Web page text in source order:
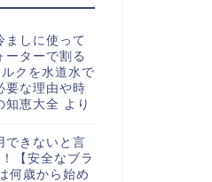
ましに使って
ーターで割る
クを水道水で
要な理由や時
知恵大全 より
できないと言
【安全なブラ
何歳から始め